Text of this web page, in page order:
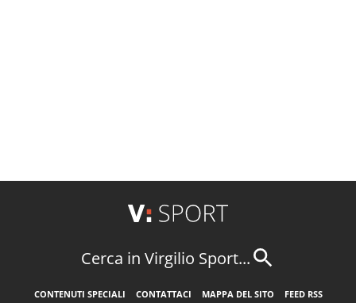
Cerca in Virgilio Sport...
CONTENUTI SPECIALI CONTATTACI MAPPA DEL SITO FEED RSS